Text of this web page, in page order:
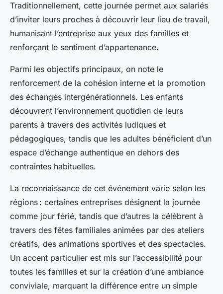
Traditionnellement, cette journée permet aux salariés
d’inviter leurs proches à découvrir leur lieu de travail,
humanisant l’entreprise aux yeux des familles et
renforçant le sentiment d’appartenance.
Parmi les objectifs principaux, on note le
renforcement de la cohésion interne et la promotion
des échanges intergénérationnels. Les enfants
découvrent l’environnement quotidien de leurs
parents à travers des activités ludiques et
pédagogiques, tandis que les adultes bénéficient d’un
espace d’échange authentique en dehors des
contraintes habituelles.
La reconnaissance de cet événement varie selon les
régions : certaines entreprises désignent la journée
comme jour férié, tandis que d’autres la célèbrent à
travers des fêtes familiales animées par des ateliers
créatifs, des animations sportives et des spectacles.
Un accent particulier est mis sur l’accessibilité pour
toutes les familles et sur la création d’une ambiance
conviviale, marquant la différence entre un simple